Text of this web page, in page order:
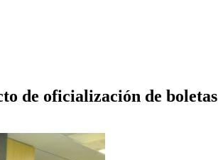
de oficialización de boletas